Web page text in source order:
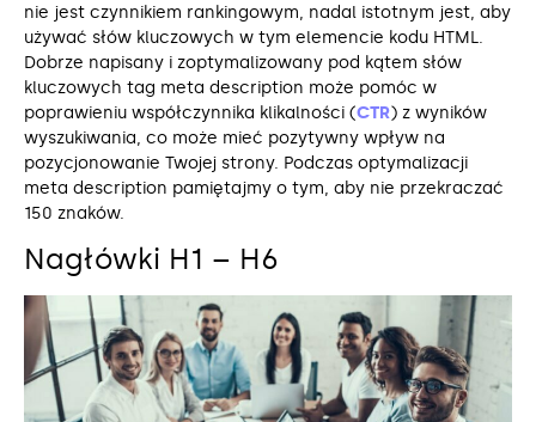
nie jest czynnikiem rankingowym, nadal istotnym jest, aby
używać słów kluczowych w tym elemencie kodu HTML.
Dobrze napisany i zoptymalizowany pod kątem słów
kluczowych tag meta description może pomóc w
poprawieniu współczynnika klikalności (CTR) z wyników
wyszukiwania, co może mieć pozytywny wpływ na
pozycjonowanie Twojej strony. Podczas optymalizacji
meta description pamiętajmy o tym, aby nie przekraczać
150 znaków.
Nagłówki H1 – H6